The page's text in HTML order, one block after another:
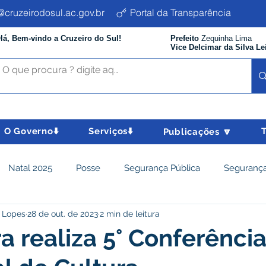
Portal da Transparência
Bem-vindo a Cruzeiro do Sul! Prefeito Zequinha Lima
Vice Delcimar da Silva
O Governo⬇️ Serviços⬇️ Publicações 🔽
Natal 2025 Posse Segurança Pública
Social e Cidadania Parcerias
e turismo Tributos
realiza 5° Conferência
28 de out. de 20232 min de leitura